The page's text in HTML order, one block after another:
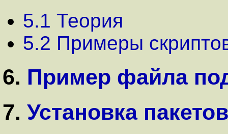
5.1 Теория
5.2 Примеры
6. Пример файла
7. Установка